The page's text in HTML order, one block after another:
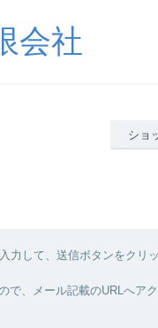
会社
ショ
力して、送信ボタンをクリ
、メール記載のURLへアク